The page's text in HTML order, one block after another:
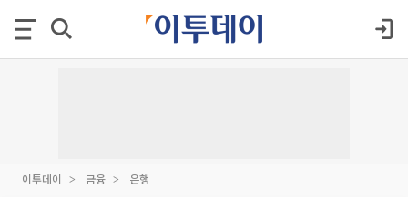
이투데이 금융 은행